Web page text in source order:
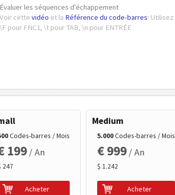
Évaluer les séquences d'échappement
Voir cette vidéo et la Référence du code-barres: Utilisez
\F pour FNC1, \t pour TAB, \n pour ENTRÉE
Codes-barres / Mois
199 / An
247
Acheter
Medium
5.000Codes-barres / Mois
€ 999 / An
$ 1.242
Acheter